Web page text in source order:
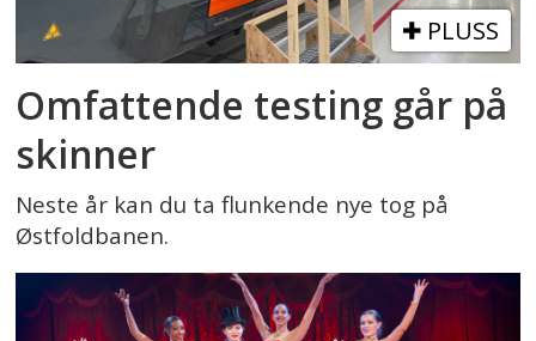
PLUSS
Omfattende testing går på
skinner
Neste år kan du ta flunkende nye tog på
Østfoldbanen.